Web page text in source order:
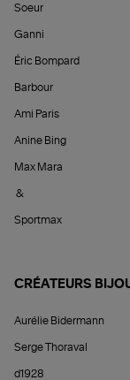
Soeur
Ganni
Éric Bompard
Barbour
Ami Paris
Anine Bing
Max Mara
&
Sportmax
CRÉATEURS
Aurélie Bidermann
Serge Thoraval
d1928